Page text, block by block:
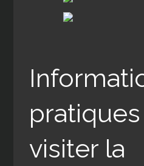
visiter la